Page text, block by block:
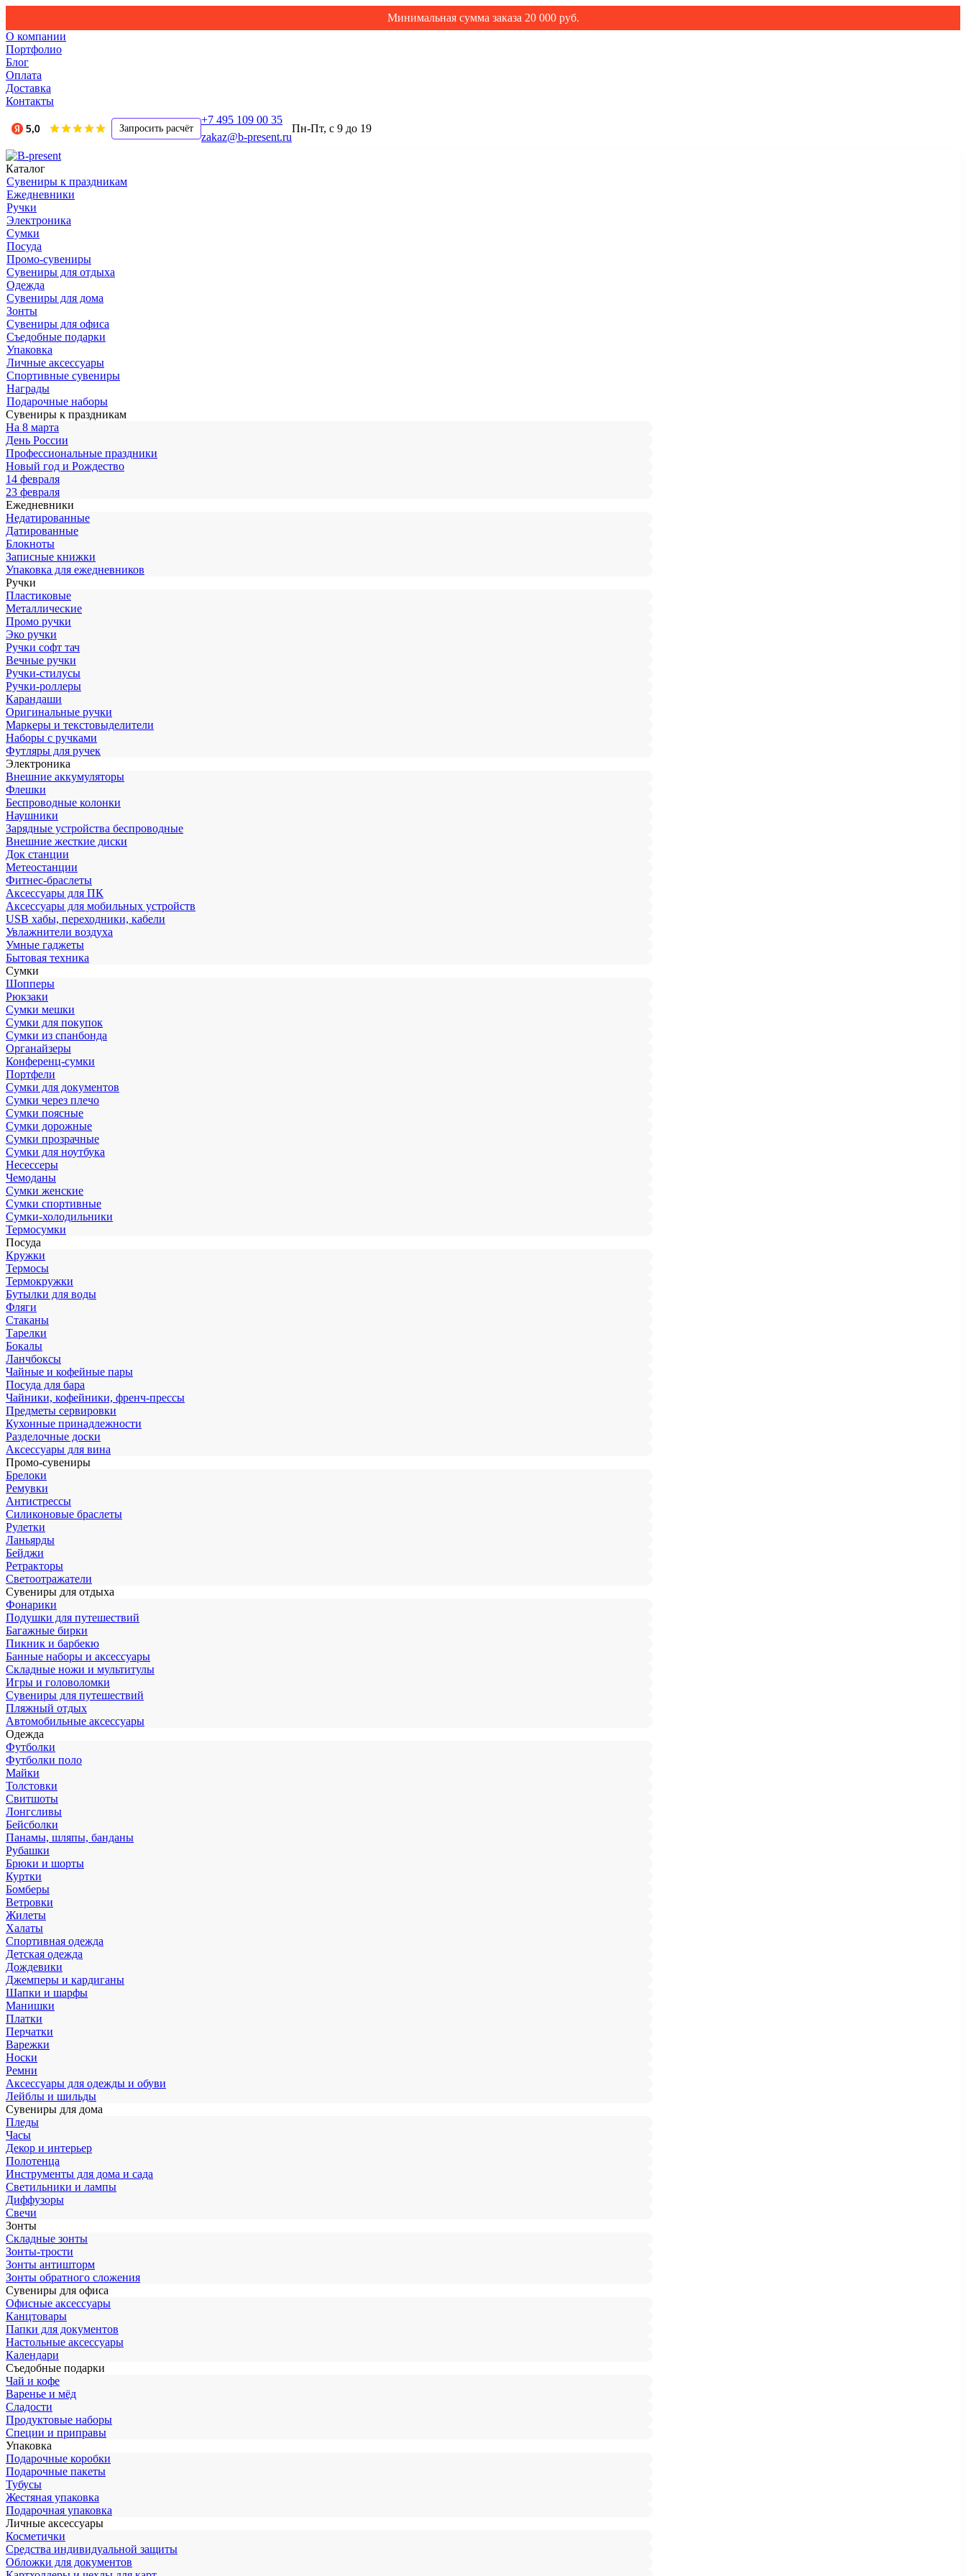
Минимальная сумма заказа 20 000 руб.
О компании
Портфолио
Блог
Оплата
Доставка
Контакты
Запросить расчёт
+7 495 109 00 35
zakaz@b-present.ru
Пн-Пт, с 9 до 19
Каталог
Сувениры к праздникам
Ежедневники
Ручки
Электроника
Сумки
Посуда
Промо-сувениры
Сувениры для отдыха
Одежда
Сувениры для дома
Зонты
Сувениры для офиса
Съедобные подарки
Упаковка
Личные аксессуары
Спортивные сувениры
Награды
Подарочные наборы
Сувениры к праздникам
На 8 марта
День России
Профессиональные праздники
Новый год и Рождество
14 февраля
23 февраля
Ежедневники
Недатированные
Датированные
Блокноты
Записные книжки
Упаковка для ежедневников
Ручки
Пластиковые
Металлические
Промо ручки
Эко ручки
Ручки софт тач
Вечные ручки
Ручки-стилусы
Ручки-роллеры
Карандаши
Оригинальные ручки
Маркеры и текстовыделители
Наборы с ручками
Футляры для ручек
Электроника
Внешние аккумуляторы
Флешки
Беспроводные колонки
Наушники
Зарядные устройства беспроводные
Внешние жесткие диски
Док станции
Метеостанции
Фитнес-браслеты
Аксессуары для ПК
Аксессуары для мобильных устройств
USB хабы, переходники, кабели
Увлажнители воздуха
Умные гаджеты
Бытовая техника
Сумки
Шопперы
Рюкзаки
Сумки мешки
Сумки для покупок
Сумки из спанбонда
Органайзеры
Конференц-сумки
Портфели
Сумки для документов
Сумки через плечо
Сумки поясные
Сумки дорожные
Сумки прозрачные
Сумки для ноутбука
Несессеры
Чемоданы
Сумки женские
Сумки спортивные
Сумки-холодильники
Термосумки
Посуда
Кружки
Термосы
Термокружки
Бутылки для воды
Фляги
Стаканы
Тарелки
Бокалы
Ланчбоксы
Чайные и кофейные пары
Посуда для бара
Чайники, кофейники, френч-прессы
Предметы сервировки
Кухонные принадлежности
Разделочные доски
Аксессуары для вина
Промо-сувениры
Брелоки
Ремувки
Антистрессы
Силиконовые браслеты
Рулетки
Ланьярды
Бейджи
Ретракторы
Светоотражатели
Сувениры для отдыха
Фонарики
Подушки для путешествий
Багажные бирки
Пикник и барбекю
Банные наборы и аксессуары
Складные ножи и мультитулы
Игры и головоломки
Сувениры для путешествий
Пляжный отдых
Автомобильные аксессуары
Одежда
Футболки
Футболки поло
Майки
Толстовки
Свитшоты
Лонгсливы
Бейсболки
Панамы, шляпы, банданы
Рубашки
Брюки и шорты
Куртки
Бомберы
Ветровки
Жилеты
Халаты
Спортивная одежда
Детская одежда
Дождевики
Джемперы и кардиганы
Шапки и шарфы
Манишки
Платки
Перчатки
Варежки
Носки
Ремни
Аксессуары для одежды и обуви
Лейблы и шильды
Сувениры для дома
Пледы
Часы
Декор и интерьер
Полотенца
Инструменты для дома и сада
Светильники и лампы
Диффузоры
Свечи
Зонты
Складные зонты
Зонты-трости
Зонты антишторм
Зонты обратного сложения
Сувениры для офиса
Офисные аксессуары
Канцтовары
Папки для документов
Настольные аксессуары
Календари
Съедобные подарки
Чай и кофе
Варенье и мёд
Сладости
Продуктовые наборы
Специи и приправы
Упаковка
Подарочные коробки
Подарочные пакеты
Тубусы
Жестяная упаковка
Подарочная упаковка
Личные аксессуары
Косметички
Средства индивидуальной защиты
Обложки для документов